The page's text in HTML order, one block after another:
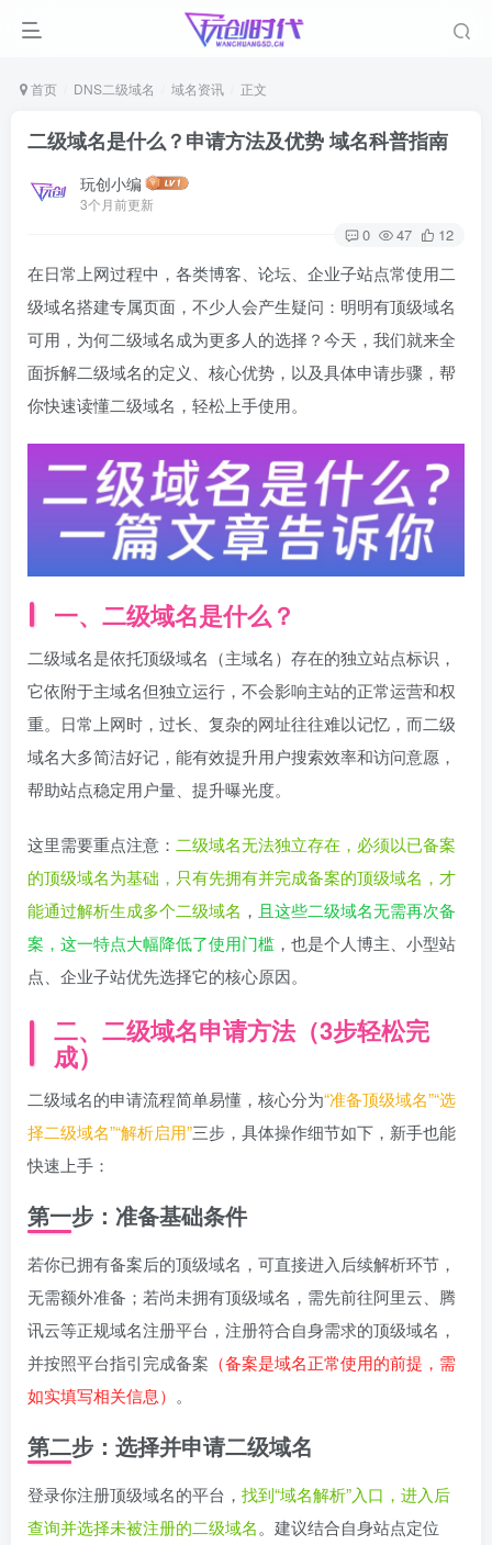
首页 DNS二级域名 域名资讯 正文
二级域名是什么？申请方法及优势 域名科普指南
玩创小编
3个月前更新
0 47 12
在日常上网过程中，各类博客、论坛、企业子站点常使用二
级域名搭建专属页面，不少人会产生疑问：明明有顶级域名
可用，为何二级域名成为更多人的选择？今天，我们就来全
面拆解二级域名的定义、核心优势，以及具体申请步骤，帮
你快速读懂二级域名，轻松上手使用。
一、二级域名是什么？
二级域名是依托顶级域名（主域名）存在的独立站点标识，
它依附于主域名但独立运行，不会影响主站的正常运营和权
重。日常上网时，过长、复杂的网址往往难以记忆，而二级
域名大多简洁好记，能有效提升用户搜索效率和访问意愿，
帮助站点稳定用户量、提升曝光度。
这里需要重点注意： 二级域名无法独立存在，必须以已备案
的顶级域名为基础，只有先拥有并完成备案的顶级域名，才
能通过解析生成多个二级域名 ， 且这些二级域名无需再次备
案，这一特点大幅降低了使用门槛 ，也是个人博主、小型站
点、企业子站优先选择它的核心原因。
二、二级域名申请方法（3步轻松完
成）
二级域名的申请流程简单易懂，核心分为“准备顶级域名”“选
择二级域名”“解析启用”三步，具体操作细节如下，新手也能
快速上手：
第一步：准备基础条件
若你已拥有备案后的顶级域名，可直接进入后续解析环节，
无需额外准备；若尚未拥有顶级域名，需先前往阿里云、腾
讯云等正规域名注册平台，注册符合自身需求的顶级域名，
并按照平台指引完成备案 （备案是域名正常使用的前提，需
如实填写相关信息） 。
第二步：选择并申请二级域名
登录你注册顶级域名的平台， 找到“域名解析”入口，进入后
查询并选择未被注册的二级域名。建议结合自身站点定位